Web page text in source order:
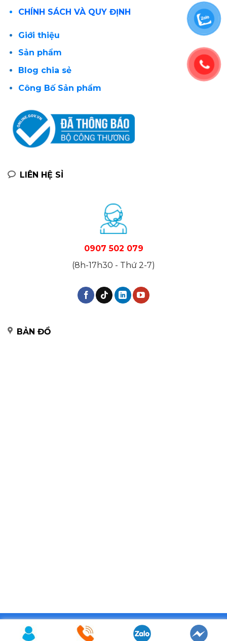
CHÍNH SÁCH VÀ QUY ĐỊNH
Giới thiệu
Sản phẩm
Blog chia sẻ
Công Bố Sản phẩm
LIÊN HỆ SỈ
0907 502 079
(8h-17h30 - Thứ 2-7)
BẢN ĐỒ